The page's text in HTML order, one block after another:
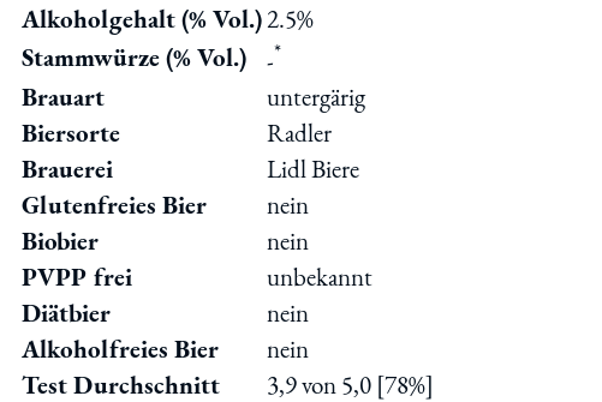
Alkoholgehalt (% Vol.)2.5%
Stammwürze (% Vol.)
-*
Brauart
untergärig
Biersorte
Radler
Brauerei
Lidl Biere
Glutenfreies Bier
nein
Biobier
nein
PVPP frei
unbekannt
Diätbier
nein
Alkoholfreies Bier
nein
Test Durchschnitt
3,9 von 5,0 [78%]